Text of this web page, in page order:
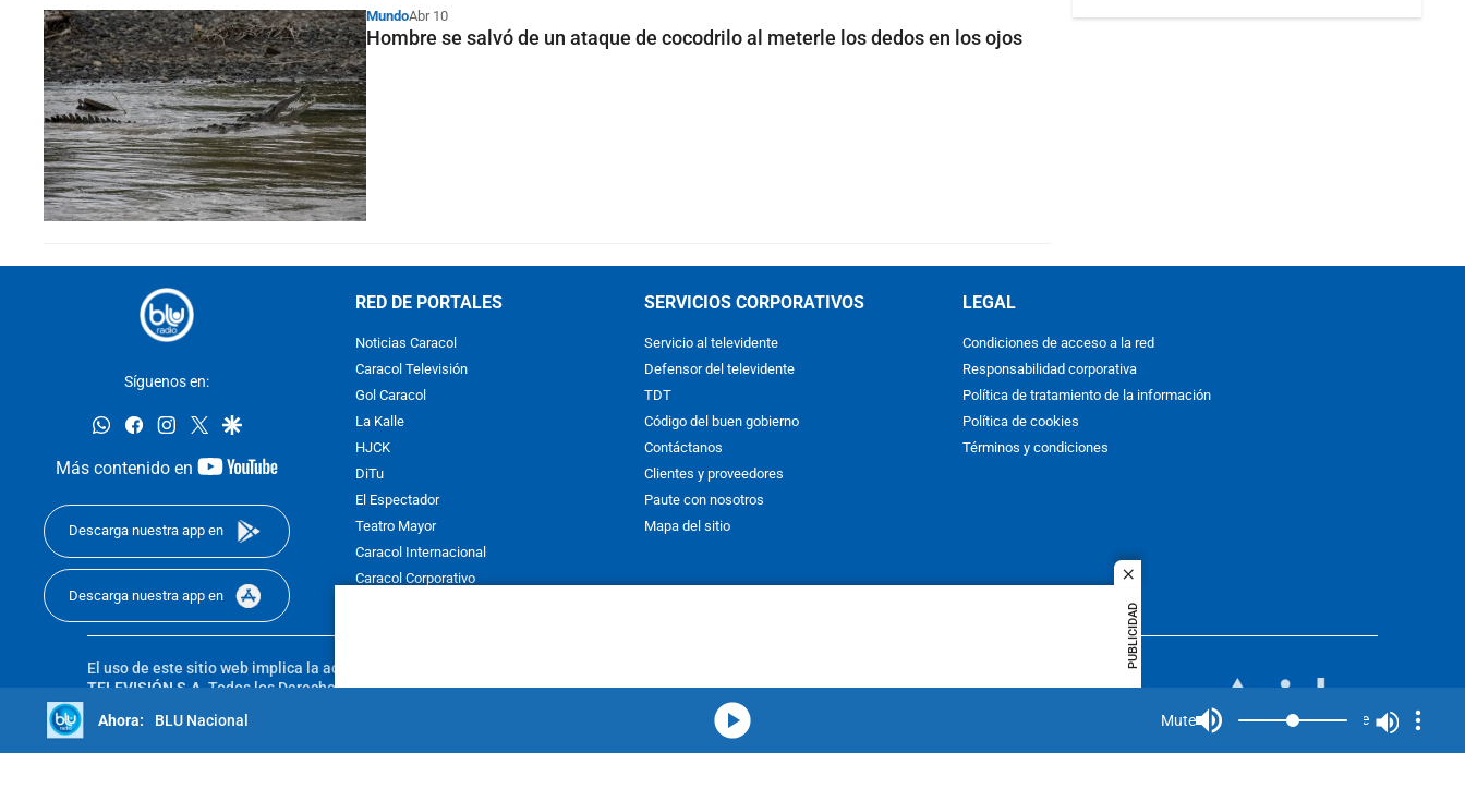
MundoAbr 10
Hombre se salvó de un ataque de cocodrilo al meterle los dedos en los ojos
close
PUBLICIDAD
Síguenos en:
whatsappfacebookinstagram
twittergoogle
Más contenido en
youtube-
Descarga nuestra app en
Descarga nuestra app en
RED DE PORTALES
Noticias Caracol
Caracol Televisión
Gol Caracol
La Kalle
HJCK
DiTu
El Espectador
Teatro Mayor
Caracol Internacional
Caracol Corporativo
SERVICIOS CORPORATIVOS
Servicio al televidente
Defensor del televidente
TDT
Código del buen gobierno
Contáctanos
Clientes y proveedores
Paute con nosotros
Mapa del sitio
LEGAL
Condiciones de acceso a la red
Responsabilidad corporativa
Política de tratamiento de la información
Política de cookies
Términos y condiciones
El uso de este sitio web implica la aceptación de los
TELEVISIÓN S.A.Todos los Derechos Reservados D.R.A. Prohibida su reproducción total o parcial, así como su traducción a cualquier idioma
sin autorización escrita de su titular. Reproduction in whole or in part, or translation without written permission is prohibited. All rights
reserved 2025.BLU Nacional
Mute Mute